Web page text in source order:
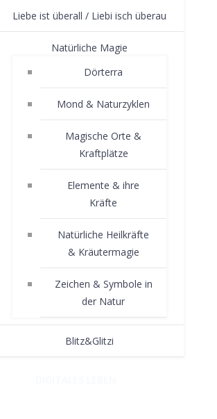
Liebe ist überall / Liebi isch überau
Natürliche Magie
Dörterra
Mond & Naturzyklen
Magische Orte &
Kraftplätze
Elemente & ihre
Kräfte
Natürliche Heilkräfte
& Kräutermagie
Zeichen & Symbole in
der Natur
Blitz&Glitzi